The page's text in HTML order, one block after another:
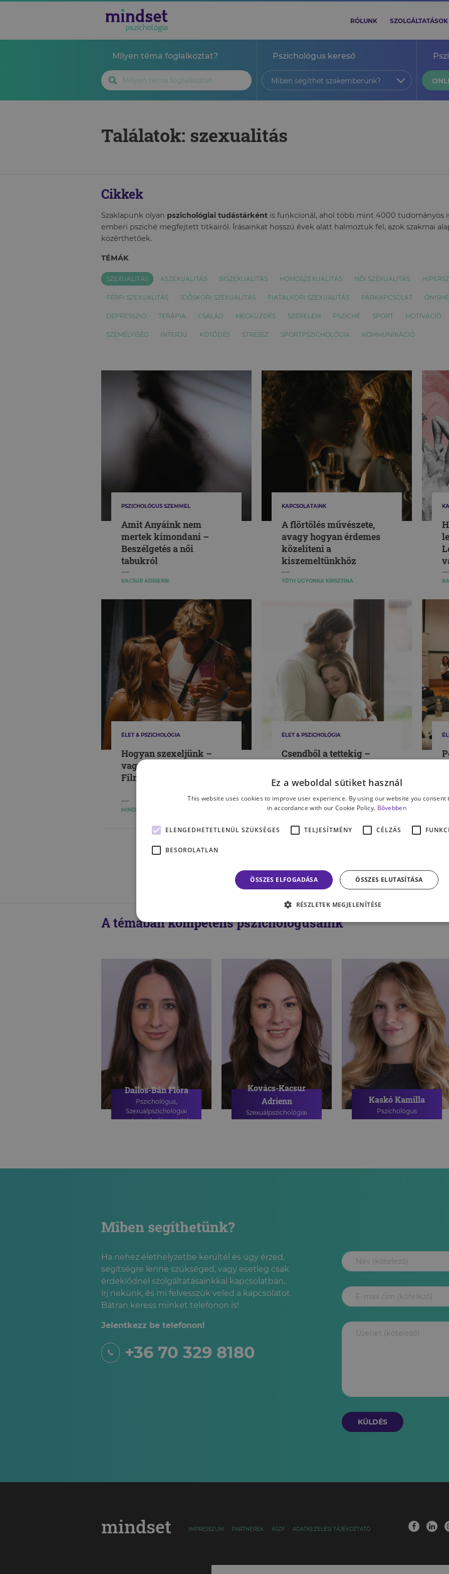
RÓLUNK SZOLGÁLTATÁSOK
Milyen téma foglalkoztat? Pszichológus kereső
Miben segíthet szakemberünk?
Találatok: szexualitás
Cikkek
Szaklapunk olyan pszichológiai tudástárként is funkcionál, ahol több mint 4000 tudományos
emberi psziché megfejtett titkairól. Írásainkat hosszú évek alatt halmoztuk fel, azok szakmai
közérthetőek.
TÉMÁK
SZEXUALITÁS ASZEXUALITÁS BISZEXUALITÁS HOMOSZEXUALITÁS NŐI SZEXUALITÁS
FÉRFI SZEXUALITÁS IDŐSKORI SZEXUALITÁS FIATALKORI SZEXUALITÁS PÁRKAPCSOLAT
DEPRESSZIÓ TERÁPIA CSALÁD MEGKÜZDÉS SZERELEM PSZICHÉ SPORT MOTIVÁCIÓ
SZEMÉLYISÉG INTERJÚ KÖTŐDÉS STRESSZ SPORTPSZICHOLÓGIA KOMMUNIKÁCIÓ
PSZICHOLÓGUS SZEMMEL
Amit Anyáink nem
mertek kimondani –
Beszélgetés a női
tabukról
KACSUR ADRIENN
KAPCSOLATAINK
A flörtölés művészete,
avagy hogyan érdemes
közelíteni a
kiszemeltünkhöz
TÓTH UGYONKA KRISZTINA
ÉLET & PSZICHOLÓGIA
Hogyan szexeljünk –
vagy inkább hogyan ne?
Filmajánló
MINDSET
ÉLET & PSZICHOLÓGIA
Csendből a tettekig –
nőgyógyászati
daganatok után, a
Mályvavirág Alapítvány
képzésén jártunk
KACSUR ADRIENN
A témában kompetens pszichológusaink
Dallos-Bán Flóra
Pszichológus,
Szexuálpszichológiai
szakpszichológus jelölt
Kovács-Kacsur
Adrienn
Szexuálpszichológiai
SZEXUÁLPSZICHOLÓGIAI
Kaskó Kamilla
Pszichológus
Miben segíthetünk?
Ha nehéz élethelyzetbe kerültél és úgy érzed,
segítségre lenne szükséged, vagy esetleg csak
érdeklődnél szolgáltatásainkkal kapcsolatban,
írj nekünk, és mi felvesszük veled a kapcsolatot.
Bátran keress minket telefonon is!
Jelentkezz be telefonon!
+36 70 329 8180
KÜLDÉS
mindset IMPRESSZUM PARTNEREK ÁSZF ADATKEZELÉSI TÁJÉKOZTATÓ
Ez a weboldal sütiket használ
This website uses cookies to improve user experience. By using our website you consent
in accordance with our Cookie Policy. Bővebben
ELENGEDHETETLENÜL SZÜKSÉGES TELJESÍTMÉNY CÉLZÁS
BESOROLATLAN
ÖSSZES ELFOGADÁSA ÖSSZES ELUTASÍTÁSA
RÉSZLETEK MEGJELENÍTÉSE